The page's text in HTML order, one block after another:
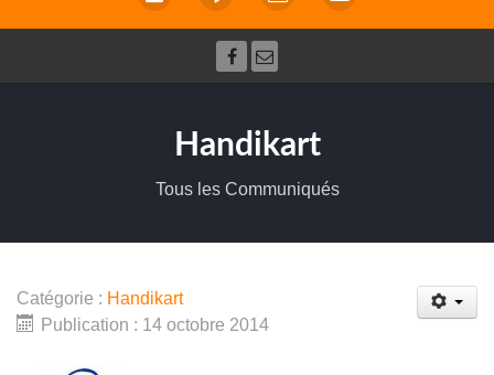
Handikart
Tous les Communiqués
Catégorie : Handikart
Publication : 14 octobre 2014